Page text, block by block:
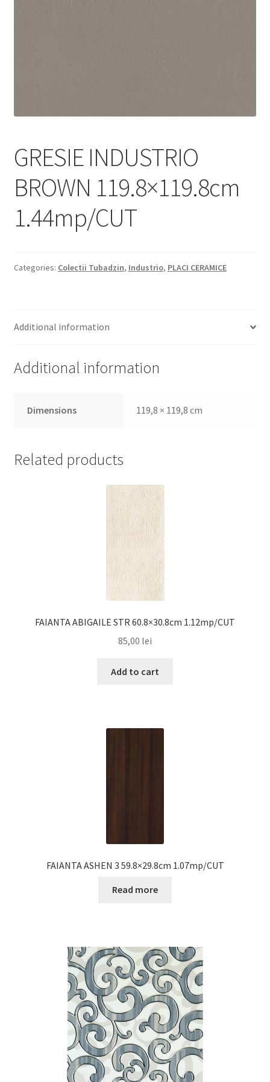
Magazin
Plată
GRESIE INDUSTRIO
BROWN 119.8×119.8cm
1.44mp/CUT
Categories: Colectii Tubadzin, Industrio, PLACI CERAMICE
Additional information
Additional information
Dimensions 119,8 × 119,8 cm
Related products
FAIANTA ABIGAILE STR 60.8×30.8cm 1.12mp/CUT
85,00 lei
Add to cart
FAIANTA ASHEN 3 59.8×29.8cm 1.07mp/CUT
Read more